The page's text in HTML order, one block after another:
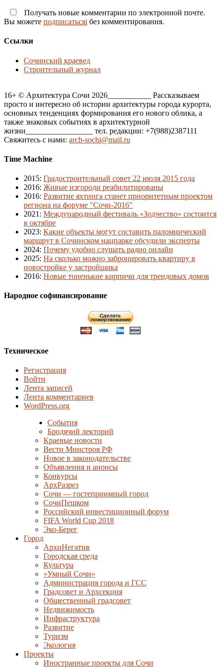
Получать новые комментарии по электронной почте.
Вы можете подписатьсяi без комментирования.
Ссылки
Сочинский краевед
Строительный журнал
16+ © Архитектура Сочи 2026___________ Рассказываем
просто и интересно об истории архитектуры города курорта,
основных тенденциях формирования его нового облика, а
также знаковых событиях в архитектурной
жизни_________________ тел. редакции: +7(988)2387111
Свяжитесь с нами: arch-sochi@mail.ru
Time Machine
2015: Градостроительный совет 22 июля 2015 года
2016: Живые изгороди реабилитированы
2016: Развитие яхтинга станет приоритетным проектом
региона на форуме "Сочи-2016"
2021 : Международный фестиваль «Зодчество» состоится
в октябре
2023: Какие объекты могут составить паломнический
маршрут в Сочинском нацпарке обсудили эксперты
2024: Почему удобно слушать радио онлайн
2025: На сколько можно забронировать квартиру в
новостройке у застройщика
2016: Новые тоненькие кирпичи для трендовых домов
Народное софинансирование
Техническое
Регистрация
Войти
Лента записей
Лента комментариев
WordPress.org
События
Бродячий лекторий
Краевые новости
Вести Минстроя РФ
Новое в законодательстве
Объявления и анонсы
Конкурсы
АрхРазрез
Сочи — гостеприимный город
СочиПешком
Российский инвестиционный форум
FIFA World Cup 2018
Эко-Берег
Город
АрхиНегатив
Городская среда
Культура
«Умный Сочи»
Администрация города и ГСС
Градсовет и Архсекция
Общественный градсовет
Недвижимость
Инфраструктура
Развитие
Туризм
Экология
Проекты
Иностранные проекты для Сочи